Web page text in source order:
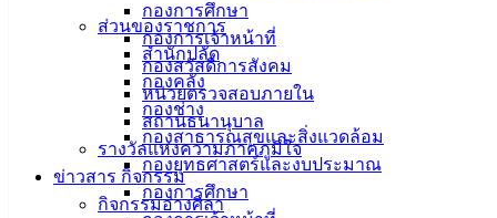
กองการศึกษา
กองการเจ้าหน้าที่
กองสวัสดิการสังคม
หน่วยตรวจสอบภายใน
สถานธนานุบาล
รางวัลแห่งความภาคภูมิใจ
ข่าวสาร กิจกรรม
กิจกรรมอ่างศิลา
ส่วนของราชการ
สำนักปลัด
กองคลัง
กองช่าง
กองสาธารณสุขและสิ่งแวดล้อม
กองยุทธศาสตร์และงบประมาณ
กองการศึกษา
อ.เมือง จ.ชลบุรี
บริการ
ประชาชน